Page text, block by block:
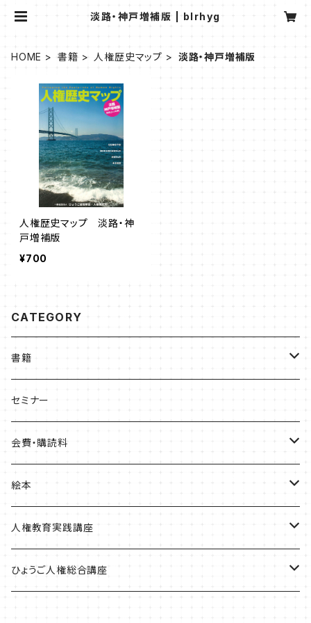
淡路・神戸増補版 | blrhyg
HOME 書籍 人権歴史マップ 淡路・神戸増補版
人権歴史マップ 淡路・神
戸増補版
¥700
CATEGORY
書籍
ひょうご部落解放
人権歴史マップ
淡路・神戸増補版
播磨版
はじめてみよう！これからの部落問題学習
人権政策マップ報告書
セミナー
会費・購読料
正会員会費
特別会員会費
賛助会費
絵本
ともだちのにおい
かめたろう
人権教育実践講座
単体申込
ひょうご人権総合講座